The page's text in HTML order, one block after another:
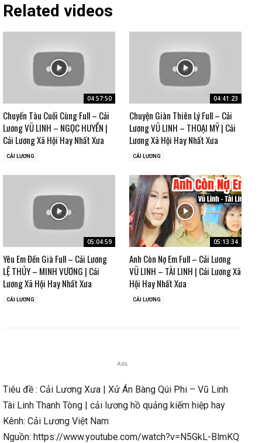
Related videos
04:57:50
Chuyến Tàu Cuối Cùng Full – Cải
Lương VŨ LINH – NGỌC HUYỀN |
Cải Lương Xã Hội Hay Nhất Xưa
CẢI LƯƠNG
04:41:23
Chuyện Giàn Thiên Lý Full – Cải
Lương VŨ LINH – THOẠI MỸ | Cải
Lương Xã Hội Hay Nhất Xưa
CẢI LƯƠNG
05:04:59
Yêu Em Đến Già Full – Cải Lương
LỆ THỦY – MINH VƯƠNG | Cải
Lương Xã Hội Hay Nhất Xưa
CẢI LƯƠNG
05:13:34
Anh Còn Nợ Em Full – Cải Lương
VŨ LINH – TÀI LINH | Cải Lương Xã
Hội Hay Nhất Xưa
CẢI LƯƠNG
Ads
Tiêu đề : Cải Lương Xưa | Xử Án Bàng Qúi Phi – Vũ Linh
Tài Linh Thanh Tòng | cải lương hồ quảng kiếm hiệp hay
Kênh: Cải Lương Việt Nam
Nguồn: https://www.youtube.com/watch?v=N5GkL-BlmKQ